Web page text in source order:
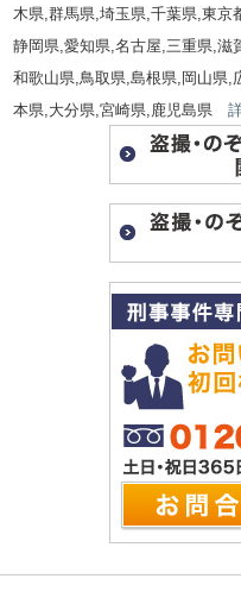
木県,群馬県,埼玉県,千葉県,東京
静岡県,愛知県,名古屋,三重県,滋
和歌山県,鳥取県,島根県,岡山県,
本県,大分県,宮崎県,鹿児島県